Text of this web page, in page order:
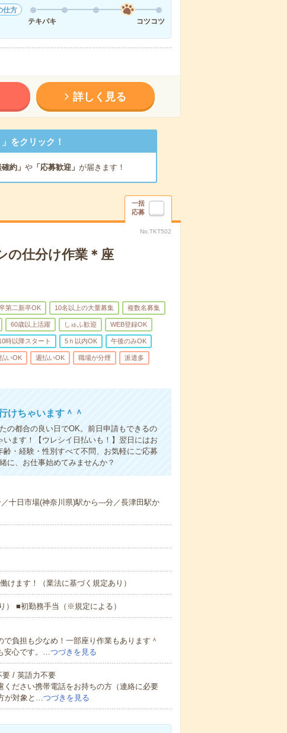
仕方
テキパキ
コツコツ
詳しく見る
をクリック！
確約」 や「応募歓迎」 が届きます！
一括
応募
No.TKT502
仕分け作業＊座
第二新卒OK 10名以上の大量募集 複数名募集
60歳以上活躍 しゅふ歓迎 WEB登録OK
時以降スタート 5ｈ以内OK 午後のみOK
いOK 週払いOK 職場が分煙 派遣多
けちゃいます＾＾
の都合の良い日でOK。前日申請もできるの
ます！【ウレシイ日払いも！】翌日にはお
・経験・性別すべて不問、お気軽にご応募
に、お仕事始めてみませんか？
十日市場(神奈川県)駅から---分／長津田駅か
けます！（業法に基づく規定あり）
■初勤務手当（※規定による）
負担も少なめ！一部座り作業もあります＾
安心です。…つづきを見る
/ 英語力不要
ださい携帯電話をお持ちの方（連絡に必要
が対象と…つづきを見る